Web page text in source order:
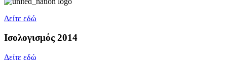
Δείτε εδώ
Ισολογισμός 2014
Δείτε εδώ